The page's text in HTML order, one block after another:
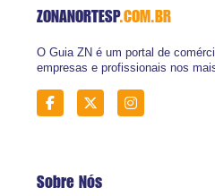
ZONANORTESP.COM.BR
O Guia ZN é um portal de
empresas e profissionais nos
Sobre Nós